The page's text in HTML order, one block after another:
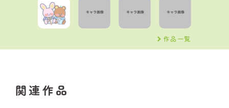
作品一覧
関連作品